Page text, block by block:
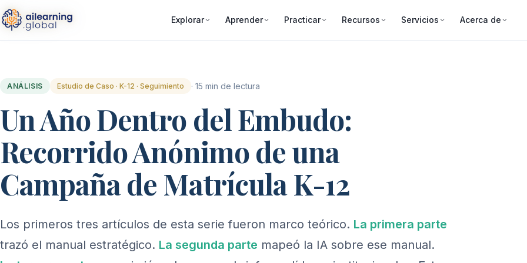
Explorar Aprender Practicar Recursos Servicios Acerca de
ANÁLISIS Estudio de Caso · K-12 · Seguimiento · 15 min de lectura
Un Año Dentro del Embudo:
Recorrido Anónimo de una
Campaña de Matrícula K-12
Los primeros tres artículos de esta serie fueron marco teórico. La primera parte
trazó el manual estratégico. La segunda parte mapeó la IA sobre ese manual.